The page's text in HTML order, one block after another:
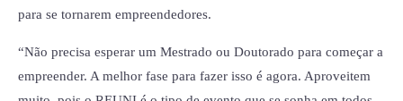
para se tornarem empreendedores.
“Não precisa esperar um Mestrado ou Doutorado para começar a
empreender. A melhor fase para fazer isso é agora. Aproveitem